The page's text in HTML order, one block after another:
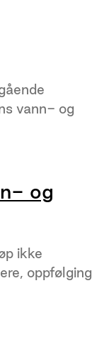
vann- og
og
ikke
oppfølging